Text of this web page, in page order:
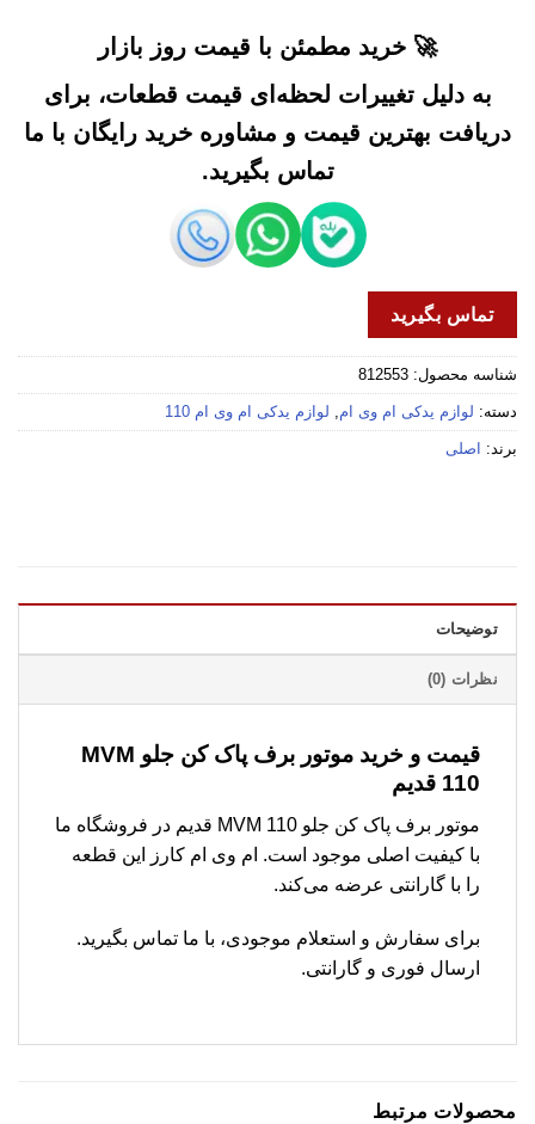
🚀 خرید مطمئن با قیمت روز بازار
به دلیل تغییرات لحظه‌ای قیمت قطعات، برای
دریافت بهترین قیمت و مشاوره خرید رایگان با ما
تماس بگیرید.
تماس بگیرید
شناسه محصول: 812553
دسته: لوازم یدکی ام وی ام, لوازم یدکی ام وی ام 110
برند: اصلی
توضیحات
نظرات (0)
قیمت و خرید موتور برف پاک کن جلو MVM
110 قدیم
موتور برف پاک کن جلو MVM 110 قدیم در فروشگاه ما
با کیفیت اصلی موجود است. ام وی ام کارز این قطعه
را با گارانتی عرضه می‌کند.
برای سفارش و استعلام موجودی، با ما تماس بگیرید.
ارسال فوری و گارانتی.
محصولات مرتبط